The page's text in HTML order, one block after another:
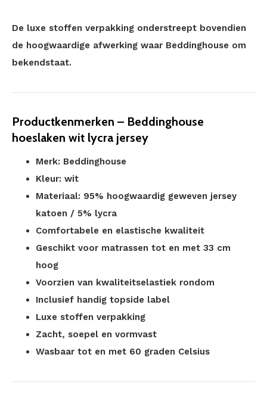
De luxe stoffen verpakking onderstreept bovendien
de hoogwaardige afwerking waar Beddinghouse om
bekendstaat.
Productkenmerken – Beddinghouse
hoeslaken wit lycra jersey
Merk: Beddinghouse
Kleur: wit
Materiaal: 95% hoogwaardig geweven jersey
katoen / 5% lycra
Comfortabele en elastische kwaliteit
Geschikt voor matrassen tot en met 33 cm
hoog
Voorzien van kwaliteitselastiek rondom
Inclusief handig topside label
Luxe stoffen verpakking
Zacht, soepel en vormvast
Wasbaar tot en met 60 graden Celsius